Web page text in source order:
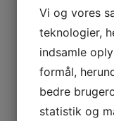
Læs mere
Vi og vores
teknologier,
indsamle
formål,
bedre
statistik og